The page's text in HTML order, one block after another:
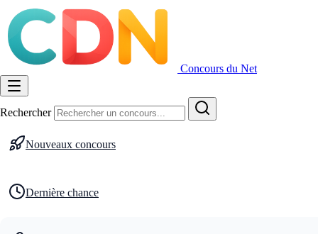
Concours du Net
Rechercher
Nouveaux concours
Dernière chance